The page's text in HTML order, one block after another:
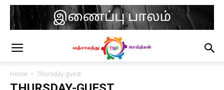
Home Thursday-guest